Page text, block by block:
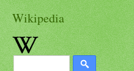
Wikipedia